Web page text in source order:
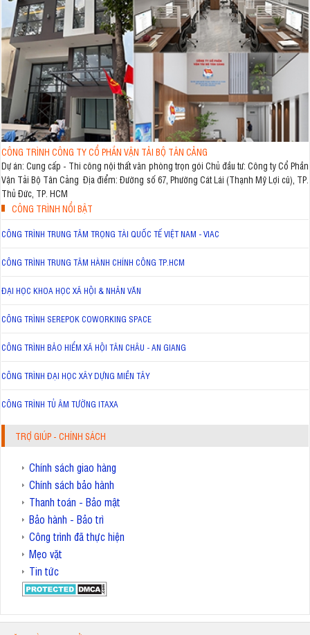
CÔNG TRÌNH CÔNG TY CỔ PHẦN VẬN TẢI BỘ TÂN CẢNG
Dự án: Cung cấp - Thi công nội thất văn phòng trọn gói Chủ đầu tư: Công ty Cổ Phần
Vận Tải Bộ Tân Cảng Địa điểm: Đường số 67, Phường Cát Lái (Thạnh Mỹ Lợi cũ), TP.
Thủ Đức, TP. HCM
CÔNG TRÌNH NỔI BẬT
CÔNG TRÌNH TRUNG TÂM TRỌNG TÀI QUỐC TẾ VIỆT NAM - VIAC
CÔNG TRÌNH TRUNG TÂM HÀNH CHÍNH CÔNG TP.HCM
ĐẠI HỌC KHOA HỌC XÃ HỘI & NHÂN VĂN
CÔNG TRÌNH SEREPOK COWORKING SPACE
CÔNG TRÌNH BẢO HIỂM XÃ HỘI TÂN CHÂU - AN GIANG
CÔNG TRÌNH ĐẠI HỌC XÂY DỰNG MIỀN TÂY
CÔNG TRÌNH TỦ ÂM TƯỜNG ITAXA
TRỢ GIÚP - CHÍNH SÁCH
Chính sách giao hàng
Chính sách bảo hành
Thanh toán - Bảo mật
Bảo hành - Bảo trì
Công trình đã thực hiện
Mẹo vặt
Tin tức